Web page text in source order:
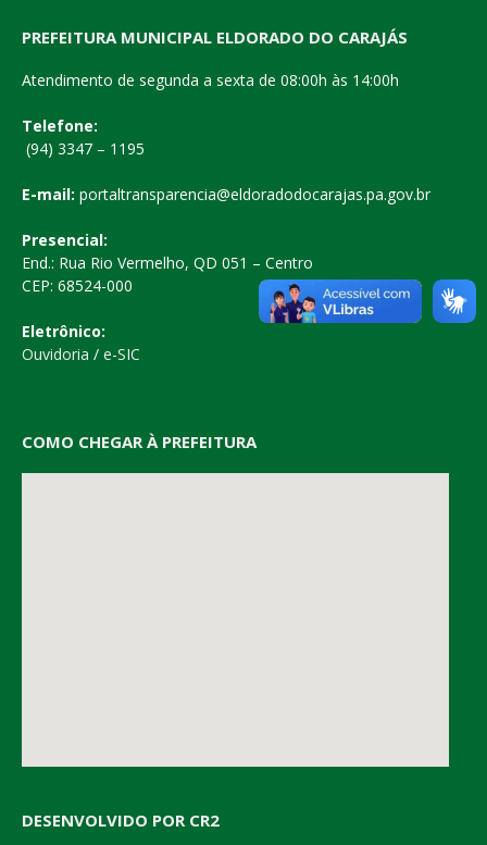
PREFEITURA MUNICIPAL ELDORADO DO CARAJÁS
Atendimento de segunda a sexta de 08:00h às 14:00h
Telefone:
(94) 3347 – 1195
E-mail: portaltransparencia@eldoradodocarajas.pa.gov.br
Presencial:
End.: Rua Rio Vermelho, QD 051 – Centro
CEP: 68524-000
Eletrônico:
Ouvidoria / e-SIC
COMO CHEGAR À PREFEITURA
DESENVOLVIDO POR CR2